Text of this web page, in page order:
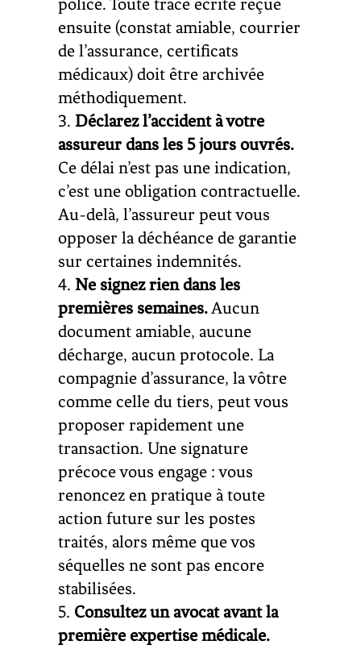
ensuite (constat amiable, courrier
de l’assurance, certificats
médicaux) doit être archivée
méthodiquement.
Déclarez l’accident à votre
assureur dans les 5 jours ouvrés.
Ce délai n’est pas une indication,
c’est une obligation contractuelle.
Au-delà, l’assureur peut vous
opposer la déchéance de garantie
sur certaines indemnités.
Ne signez rien dans les
premières semaines.Aucun
document amiable, aucune
décharge, aucun protocole. La
compagnie d’assurance, la vôtre
comme celle du tiers, peut vous
proposer rapidement une
transaction. Une signature
précoce vous engage : vous
renoncez en pratique à toute
action future sur les postes
traités, alors même que vos
séquelles ne sont pas encore
stabilisées.
Consultez un avocat avant la
première expertise médicale.